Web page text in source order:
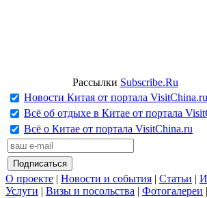
Рассылки Subscribe.Ru
Новости Китая от портала VisitChina.ru
Всё об отдыхе в Китае от портала
Всё о Китае от портала VisitChina.ru
О проекте | Новости и события | Статьи |
Услуги | Визы и посольства | Фотогалереи |